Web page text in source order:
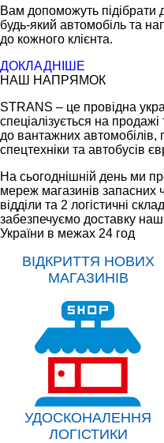
Вам допоможуть підібрати
будь-який автомобіль та
до кожного клієнта.
ДОКЛАДНІШЕ
НАШ НАПРЯМОК
STRANS – це провідна
спеціалізується на
до вантажних автомобілів,
спецтехніки та автобусів
На сьогоднішній день ми
мереж магазинів запасних
відділи та 2 логістичні
забезпечуємо доставку
України в межах 24 год
ВІДКРИТТЯ НОВИХ
МАГАЗИНІВ
УДОСКОНАЛЕННЯ
ЛОГІСТИКИ